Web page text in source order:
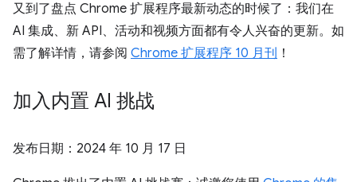
又到了盘点 Chrome 扩展程序最新动态的时候了：我们在
AI 集成、新 API、活动和视频方面都有令人兴奋的更新。如
需了解详情，请参阅 Chrome 扩展程序 10 月刊 ！
加入内置 AI 挑战
发布日期： 2024 年 10 月 17 日